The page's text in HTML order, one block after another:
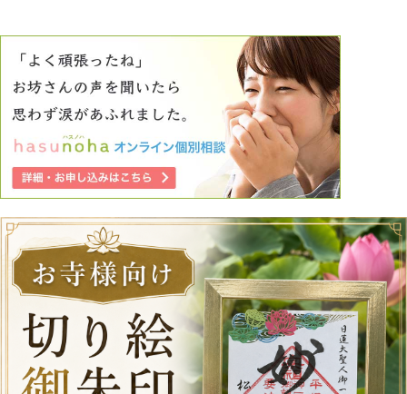
のだろうと考えてしまいます。そのたびに苦しくなり、涙が
出ます。 先日妻が受けようとしていた資格試験の受験票が
家に届きました。最近は勉強が楽しくなってきたと言ってい
ました。常に死にたいと思っていたわけではないはずです。
症状が出てきたほんの数日さえフォローできていれば、防げ
たはずです。もっと優しくしてあげていれば症状がでること
もなかったかもしれないです。行方不明から亡くなるまで2
日あり、私が来るのをずっと待ってたのだと思うと本当に申
し訳ないです。 妻は今楽になってるでしょうか？